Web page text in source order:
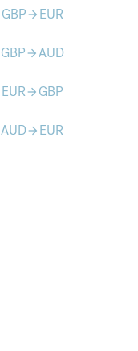
GBParrow_forward EUR
GBParrow_forwardAUD
EURarrow_forward GBP
AUDarrow_forward EUR